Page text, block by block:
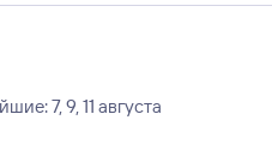
7, 9, 11 августа